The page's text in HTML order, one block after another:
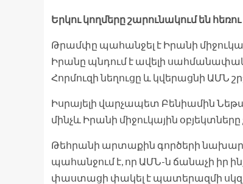
Երկու կողմերը շարունակում են
Թրամփը պահանջել է Իրանի
Իրանը պնդում է ավելի
Հորմուզի նեղուցը և կվերացնի ԱՄՆ
Իսրայելի վարչապետ Բենիամին
մինչև Իրանի միջուկային օբյեկտները
Թեհրանի արտաքին գործերի
պահանջում է, որ ԱՄՆ-ն ճանաչի իր
փաստացի փակել է պատերազմի